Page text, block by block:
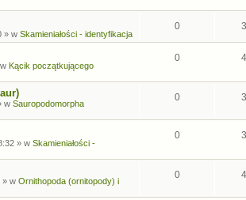
» w Skamieniałości - identyfikacja
0
Kącik początkującego
0
w Sauropodomorpha
0
» w Skamieniałości -
0
» w Ornithopoda (ornitopody) i
0